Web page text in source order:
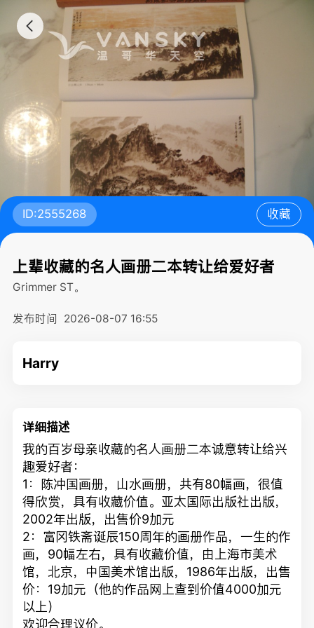
ID:2555268 收藏
上辈收藏的名人画册二本转让给爱好者
Grimmer ST。
发布时间 2026-08-07 16:55
Harry
详细描述
我的百岁母亲收藏的名人画册二本诚意转让给兴
趣爱好者：
1：陈冲国画册，山水画册，共有80幅画，很值
得欣赏，具有收藏价值。亚太国际出版社出版，
2002年出版，出售价9加元
2：富冈铁斋诞辰150周年的画册作品，一生的作
画，90幅左右，具有收藏价值，由上海市美术
馆，北京，中国美术馆出版，1986年出版，出售
价：19加元（他的作品网上查到价值4000加元
以上）
欢迎合理议价。